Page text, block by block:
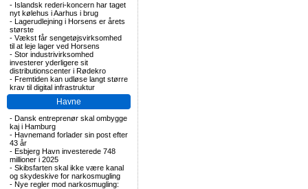
- Islandsk rederi-koncern har taget
nyt kølehus i Aarhus i brug
- Lagerudlejning i Horsens er årets
største
- Vækst får sengetøjsvirksomhed
til at leje lager ved Horsens
- Stor industrivirksomhed
investerer yderligere sit
distributionscenter i Rødekro
- Fremtiden kan udløse langt større
krav til digital infrastruktur
Havne
- Dansk entreprenør skal ombygge
kaj i Hamburg
- Havnemand forlader sin post efter
43 år
- Esbjerg Havn investerede 748
millioner i 2025
- Skibsfarten skal ikke være kanal
og skydeskive for narkosmugling
- Nye regler mod narkosmugling: